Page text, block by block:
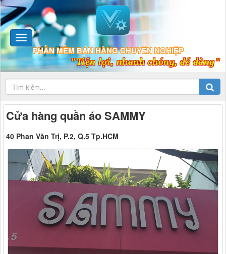
PHẦN MỀM BÁN HÀNG CHUYÊN NGHIỆP
"Tiện lợi, nhanh chóng, dễ dàng"
Cửa hàng quần áo SAMMY
40 Phan Văn Trị, P.2, Q.5 Tp.HCM